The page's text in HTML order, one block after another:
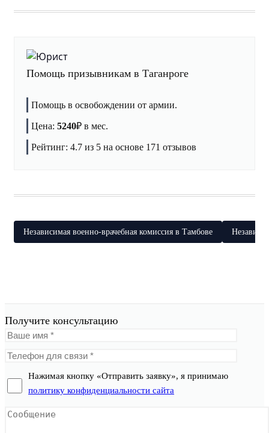
Помощь призывникам в Таганроге
Помощь в освобождении от армии.
Цена: 5240₽ в мес.
Рейтинг: 4.7 из 5 на основе 171 отзывов
Независимая военно-врачебная комиссия в Тамбове
Получите консультацию
Нажимая кнопку «Отправить заявку», я принимаю
политику конфиденциальности сайта